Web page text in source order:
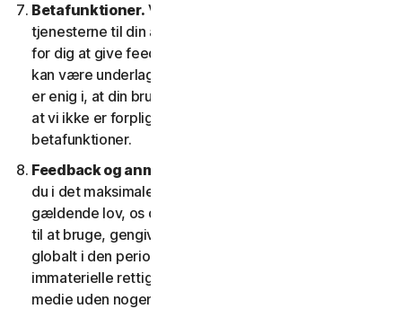
Betafunktioner. Vi kan inkludere betafunktioner i
tjenesterne til din anvendelse, hvilket gør det muligt
for dig at give feedback. Din brug af betafunktioner
kan være underlagt betaling af gebyrer. Du forstår og
er enig i, at din brug af betafunktionerne er frivillig, og
at vi ikke er forpligtet til at give dig nogen
betafunktioner.
Feedback og anmeldelser.
du i det maksimale omfang, der er tilladt i henhold til
gældende lov, os og vores datterselskaber tilladelse
til at bruge, gengive, kopiere og oversætte dit indlæg
globalt i den periode, indlæggene er beskyttet af
immaterielle rettigheder, i enhver form og på ethvert
medie uden nogen begrænsning på nogen måde, som